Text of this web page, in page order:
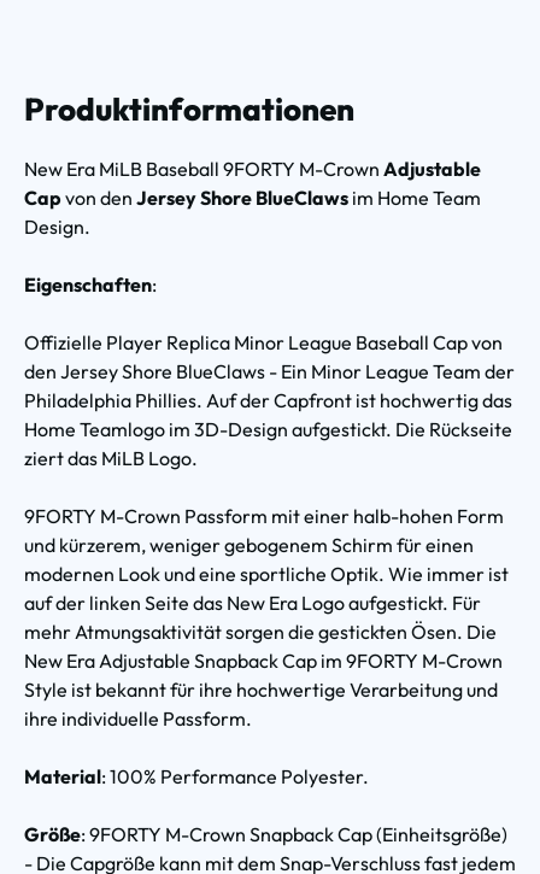
Produktinformationen
New Era MiLB Baseball 9FORTY M-Crown Adjustable
Cap von den Jersey Shore BlueClaws im Home Team
Design.
Eigenschaften:
Offizielle Player Replica Minor League Baseball Cap von
den Jersey Shore BlueClaws - Ein Minor League Team der
Philadelphia Phillies. Auf der Capfront ist hochwertig das
Home Teamlogo im 3D-Design aufgestickt. Die Rückseite
ziert das MiLB Logo.
9FORTY M-Crown Passform mit einer halb-hohen Form
und kürzerem, weniger gebogenem Schirm für einen
modernen Look und eine sportliche Optik. Wie immer ist
auf der linken Seite das New Era Logo aufgestickt. Für
mehr Atmungsaktivität sorgen die gestickten Ösen. Die
New Era Adjustable Snapback Cap im 9FORTY M-Crown
Style ist bekannt für ihre hochwertige Verarbeitung und
ihre individuelle Passform.
Material: 100% Performance Polyester.
Größe: 9FORTY M-Crown Snapback Cap (Einheitsgröße)
- Die Capgröße kann mit dem Snap-Verschluss fast jedem